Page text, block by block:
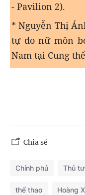
- Pavilion 2).
* Nguyễn Thị
tự do nữ môn
Nam tại Cung
Chia sẻ
Chính phủ Thủ
thể thao Hoàng